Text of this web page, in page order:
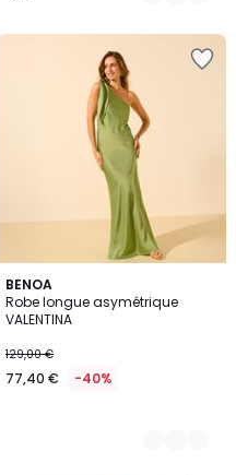
BENOA
Robe longue asymétrique
VALENTINA
129,00 €
77,40 € -40%
4
Couleurs